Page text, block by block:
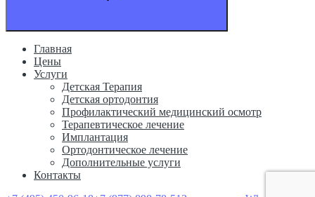
Главная
Цены
Услуги
Детская Терапия
Детская ортодонтия
Профилактический медицинский осмотр
Терапевтическое лечение
Имплантация
Ортодонтическое лечение
Дополнительные услуги
Контакты